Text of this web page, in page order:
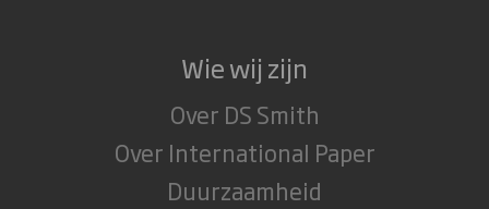
Wie wij zijn
Over DS Smith
Over International Paper
Duurzaamheid